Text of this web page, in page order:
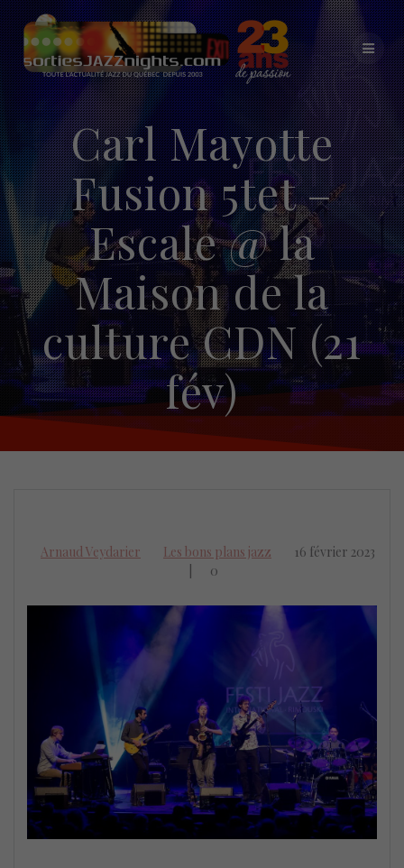
Skip
to
content
Carl Mayotte
Fusion 5tet –
Escale @ la
Maison de la
culture CDN (21
fév)
Arnaud Veydarier Les bons plans jazz
16 février 2023
0